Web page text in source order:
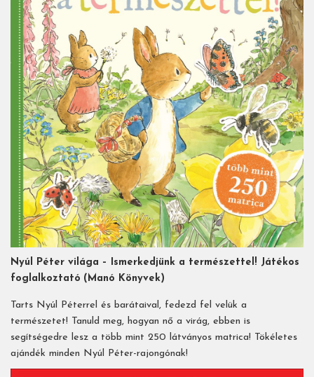
Nyúl Péter világa – Ismerkedjünk a természettel! Játékos
foglalkoztató (Manó Könyvek)
Tarts Nyúl Péterrel és barátaival, fedezd fel velük a
természetet! Tanuld meg, hogyan nő a virág, ebben is
segítségedre lesz a több mint 250 látványos matrica! Tökéletes
ajándék minden Nyúl Péter-rajongónak!